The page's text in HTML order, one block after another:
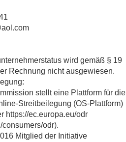
wird gemäß § 19
Rechnung nicht ausgewiesen.
stellt eine Plattform für die
Streitbeilegung (OS-Plattform)
https://ec.europa.eu/odr
consumers/odr).
Mitglied der Initiative